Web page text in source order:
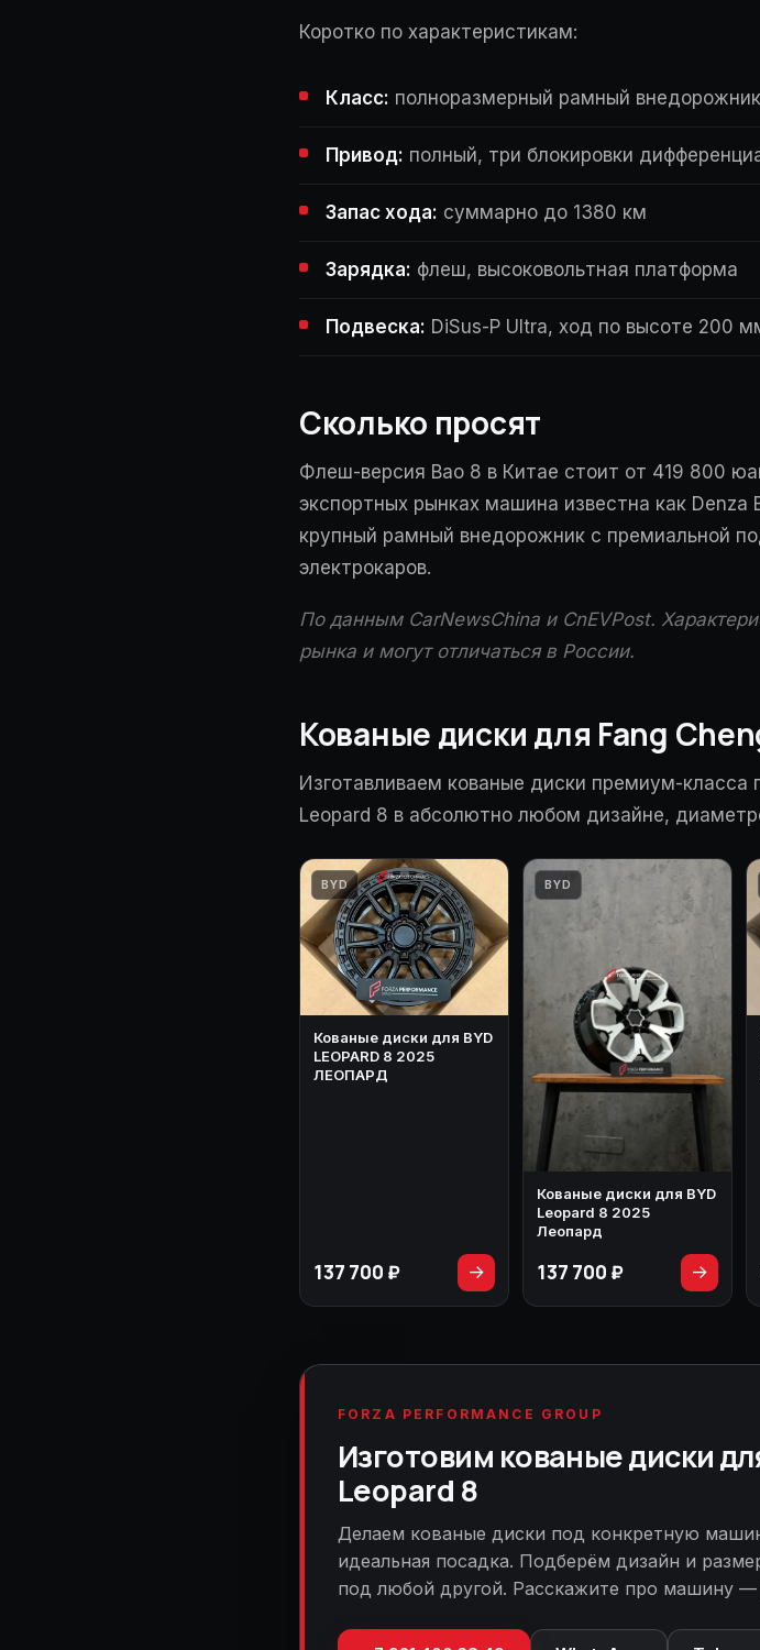
Коротко по характеристикам:
Класс: полноразмерный рамный
Привод: полный, три блокировки
Запас хода: суммарно до 1380 км
Зарядка: флеш, высоковольтная платформа
Подвеска: DiSus-P Ultra, ход по высоте 200
Сколько просят
Флеш-версия Bao 8 в Китае стоит от 419 800
экспортных рынках машина известна как Denza
крупный рамный внедорожник с премиальной
электрокаров.
По данным CarNewsChina и CnEVPost.
рынка и могут отличаться в России.
Кованые диски для Fang
Изготавливаем кованые диски премиум-класса
Leopard 8 в абсолютно любом дизайне,
BYD
Кованые диски для BYD
LEOPARD 8 2025
ЛЕОПАРД
137 700 ₽ →
BYD
Кованые диски для BYD
Leopard 8 2025
Леопард
137 700 ₽ →
FORZA PERFORMANCE GROUP
Изготовим кованые диски
Leopard 8
Делаем кованые диски под конкретную
идеальная посадка. Подберём дизайн и
под любой другой. Расскажите про машину —